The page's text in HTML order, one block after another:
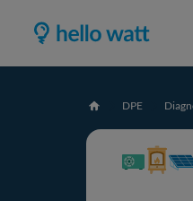
Accueil DPE